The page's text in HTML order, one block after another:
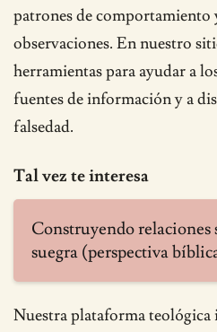
patrones de comportamiento
observaciones. En nuestro
herramientas para ayudar a
fuentes de información y a
falsedad.
Tal vez te interesa
Construyendo relaciones
suegra (perspectiva
Nuestra plataforma teológica